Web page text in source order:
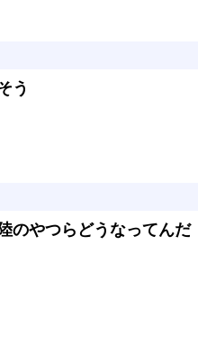
う
のやつらどうなってんだ